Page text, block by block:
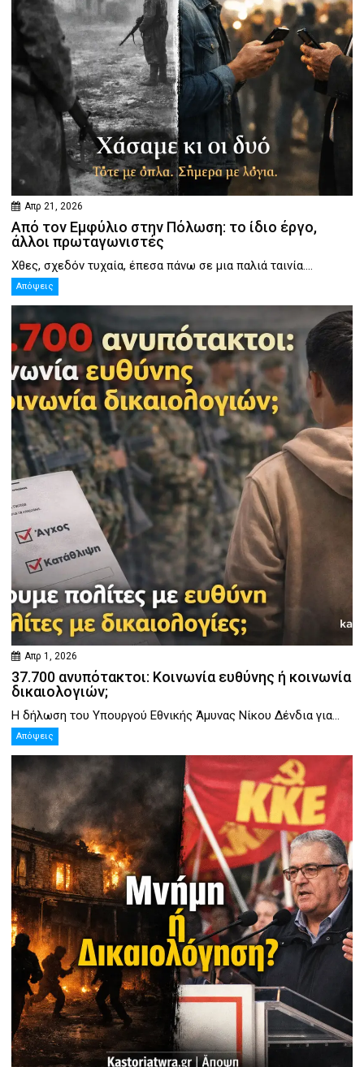
Απρ 21, 2026
Από τον Εμφύλιο στην Πόλωση: το ίδιο έργο,
άλλοι πρωταγωνιστές
Χθες, σχεδόν τυχαία, έπεσα πάνω σε μια παλιά ταινία....
Απόψεις
Απρ 1, 2026
37.700 ανυπότακτοι: Κοινωνία ευθύνης ή κοινωνία
δικαιολογιών;
Η δήλωση του Υπουργού Εθνικής Άμυνας Νίκου Δένδια για...
Απόψεις